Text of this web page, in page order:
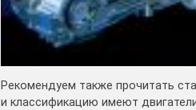
Рекомендуем также прочитать
и классификацию имеют